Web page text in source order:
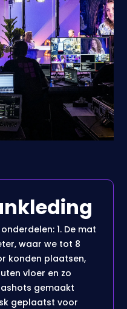
1. De mat
waar we tot 8
konden plaatsen,
vloer en zo
gemaakt
geplaatst voor